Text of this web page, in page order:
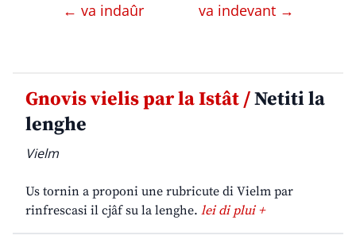
← va indaûr va indevant →
Gnovis vielis par la Istât /Netiti la
lenghe
Vielm
Us tornin a proponi une rubricute di Vielm par
rinfrescasi il cjâf su la lenghe. lei di plui +